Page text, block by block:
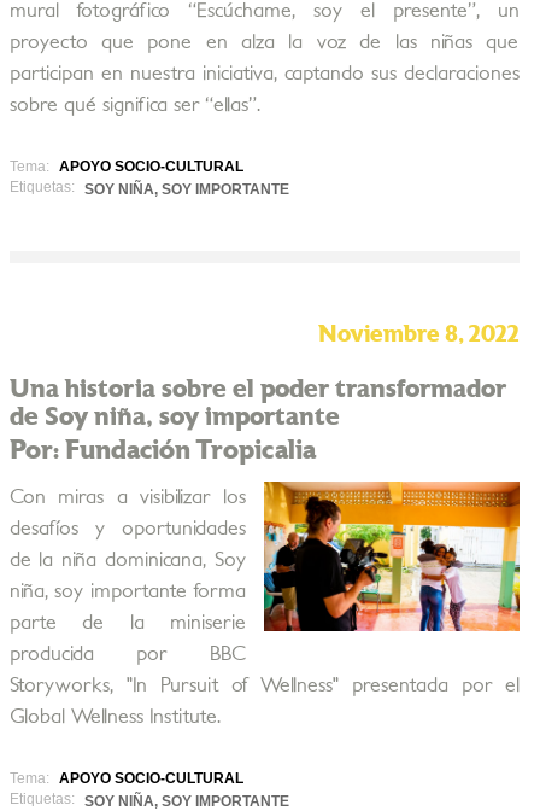
mural fotográfico “Escúchame, soy el presente”, un
proyecto que pone en alza la voz de las niñas que
participan en nuestra iniciativa, captando sus declaraciones
sobre qué significa ser “ellas”.
Tema:
APOYO SOCIO-CULTURAL
Etiquetas:
SOY NIÑA, SOY IMPORTANTE
Noviembre 8, 2022
Una historia sobre el poder transformador
de Soy niña, soy importante
Por: Fundación Tropicalia
Con miras a visibilizar los
desafíos y oportunidades
de la niña dominicana, Soy
niña, soy importante forma
parte de la miniserie
producida por BBC
Storyworks, "In Pursuit of Wellness" presentada por el
Global Wellness Institute.
Tema:
APOYO SOCIO-CULTURAL
Etiquetas:
SOY NIÑA, SOY IMPORTANTE